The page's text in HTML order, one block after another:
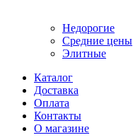
Недорогие
Средние цены
Элитные
Каталог
Доставка
Оплата
Контакты
О магазине